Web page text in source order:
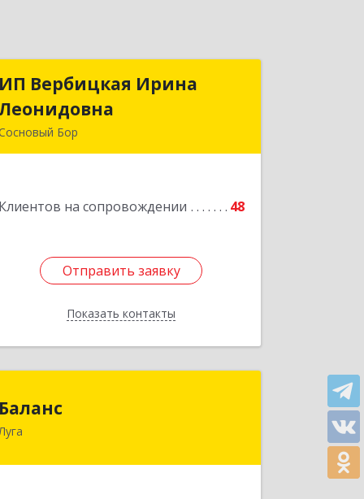
ИП Вербицкая Ирина
Бор
Клиентов на сопровождении 48
Отправить заявку
Показать контакты
ИП Вербицкая Ирина
Подробнее
Отправить заявку
Назад
Баланс
Луга